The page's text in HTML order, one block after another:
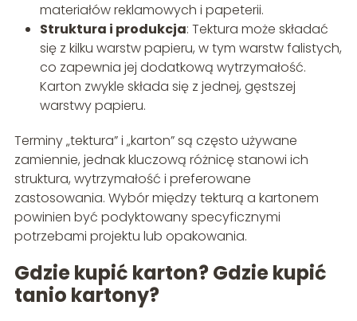
materiałów reklamowych i papeterii.
Struktura i produkcja: Tektura może składać
się z kilku warstw papieru, w tym warstw falistych,
co zapewnia jej dodatkową wytrzymałość.
Karton zwykle składa się z jednej, gęstszej
warstwy papieru.
Terminy „tektura” i „karton” są często używane
zamiennie, jednak kluczową różnicę stanowi ich
struktura, wytrzymałość i preferowane
zastosowania. Wybór między tekturą a kartonem
powinien być podyktowany specyficznymi
potrzebami projektu lub opakowania.
Gdzie kupić karton? Gdzie kupić
tanio kartony?